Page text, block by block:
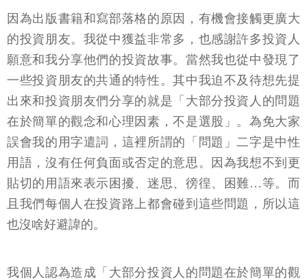
因為出版書籍和寫部落格的原因，有機會接觸更廣大
的投資朋友。我從中獲益非常多，也感謝許多投資人
願意和我分享他們的投資故事。當然我也從中發現了
一些投資朋友的共通的特性。其中我迫不及待想先提
出來和投資朋友們分享的就是「大部分投資人的問題
在於簡單的觀念和心理因素，不是選股」。為免大家
誤會我的用字遣詞，這裡所謂的「問題」二字是中性
用語，沒有任何負面或否定的意思。因為我想不到更
貼切的用語來表示困擾、迷思、徬徨、困難…等。而
且我們每個人在投資路上都會碰到這些問題，所以這
也沒啥好避諱的。
我個人認為造成「大部分投資人的問題在於簡單的觀